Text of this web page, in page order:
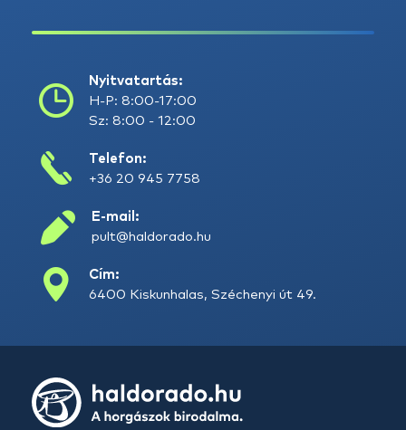
Nyitvatartás:
H-P: 8:00-17:00
Sz: 8:00 - 12:00
Telefon:
+36 20 945 7758
E-mail:
pult@haldorado.hu
Cím:
6400 Kiskunhalas, Széchenyi út 49.